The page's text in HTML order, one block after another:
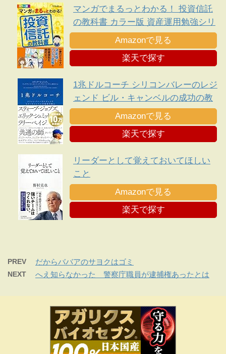
マンガでまるっとわかる！ 投資信託
の教科書 カラー版 資産運用勉強シリ
ーズ
Amazonで見る
楽天で探す
1兆ドルコーチ シリコンバレーのレジ
ェンド ビル・キャンベルの成功の教
え
Amazonで見る
楽天で探す
リーダーとして覚えておいてほしい
こと
Amazonで見る
楽天で探す
PREV だからババアのサヨクはゴミ
NEXT へえ知らなかった 警察庁職員が逮捕権あったとは